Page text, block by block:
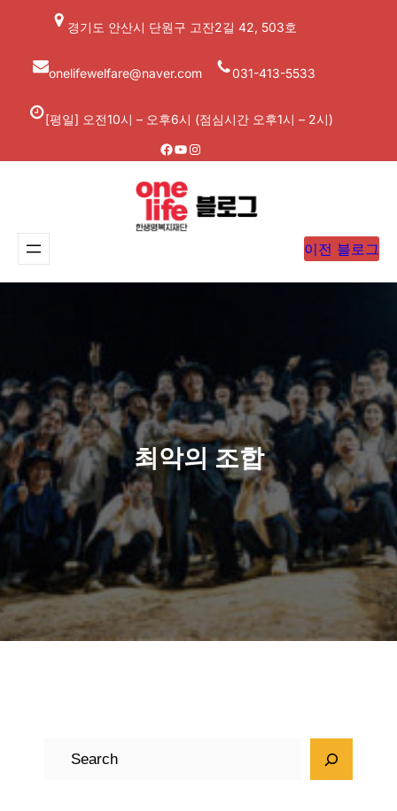
가
경기도 안산시 단원구 고잔2길 42, 503호
onelifewelfare@naver.com 031-413-5533
[평일] 오전10시 – 오후6시 (점심시간 오후1시 – 2시)
Facebook
YouTube
Instagram
이전 블로그
최악의 조합